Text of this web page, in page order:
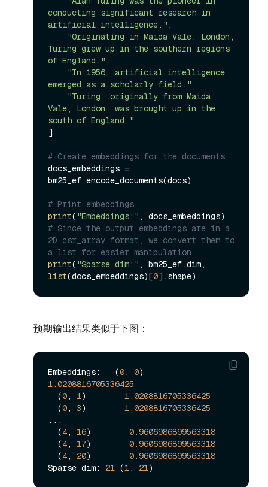
conducting significant research in
artificial intelligence." ,
"Originating in Maida Vale, London,
Turing grew up in the southern regions
of England." ,
"In 1956, artificial intelligence
emerged as a scholarly field." ,
"Turing, originally from Maida
Vale, London, was brought up in the
south of England."
]
# Create embeddings for the documents
docs_embeddings =
bm25_ef.encode_documents(docs)
# Print embeddings
print( "Embeddings:"
# Since the output embeddings are in a
2D csr_array format, we convert them to
a list for easier manipulation.
print( "Sparse dim:"
list(docs_embeddings)[0
预期输出结果类似于下图：
Embeddings:   (0, 0
1.0208816705336425
  (
0, 1) 1.0208816705336425
  (
0, 3) 1.0208816705336425
...
  (
4, 16) 0.9606986899563318
  (
4, 17) 0.9606986899563318
  (
4, 20) 0.9606986899563318
Sparse dim: 21 (1, 21